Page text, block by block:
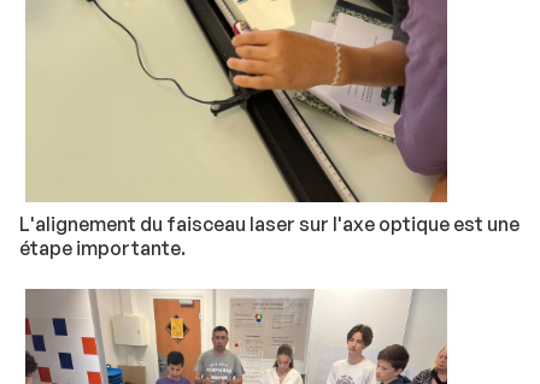
L'alignement du faisceau laser sur l'axe optique est une
étape importante.